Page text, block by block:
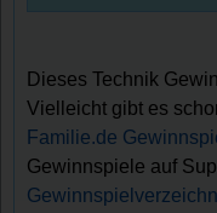
Dieses Technik
Vielleicht gibt es
Familie.de
Gewinnspiele auf